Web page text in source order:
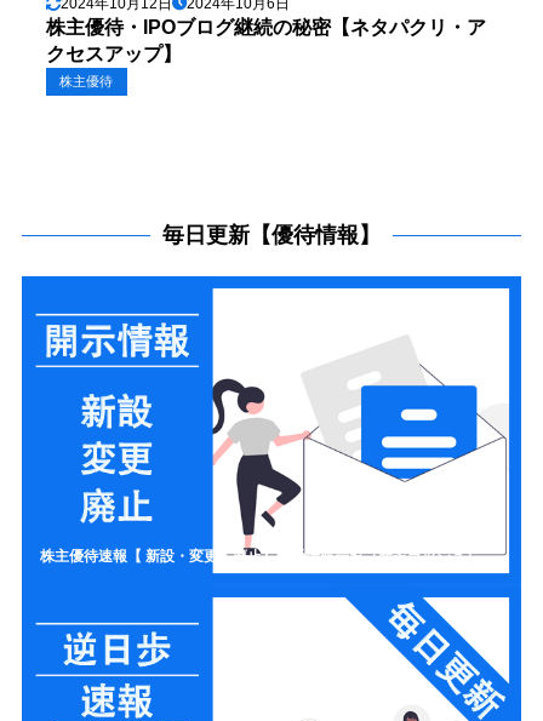
株主優待・IPOブログ継続の秘密【ネタパクリ・ア
クセスアップ】
株主優待
毎日更新【優待情報】
株主優待速報【 新設・変更・廃止】開示情報一覧（新設ラッシュ）